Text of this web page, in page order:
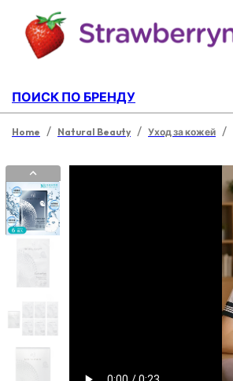
ПОИСК ПО БРЕНДУ
Home / Natural Beauty / Уход за кожей /